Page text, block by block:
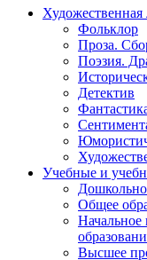
Художественная
Фольклор
Проза.
Поэзия.
Детектив
Учебные и
Общее
Начальное
Высшее